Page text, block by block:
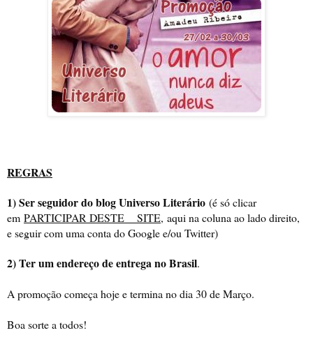
REGRAS
1) Ser seguidor do blog Universo Literário (é só clicar
em PARTICIPAR DESTE SITE, aqui na coluna ao lado direito,
e seguir com uma conta do Google e/ou Twitter)
2) Ter um endereço de entrega no Brasil.
A promoção começa hoje e termina no dia 30 de Março.
Boa sorte a todos!